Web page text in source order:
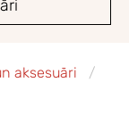
aksesuāri